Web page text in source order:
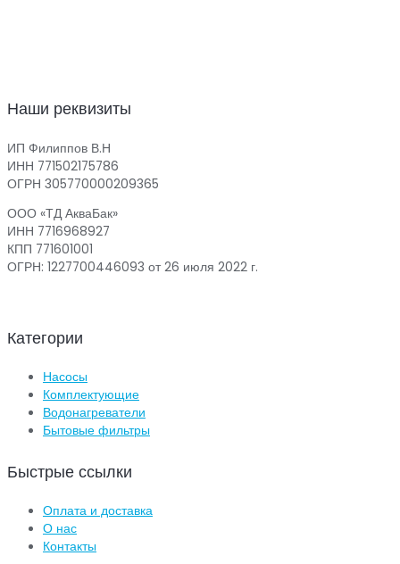
Наши реквизиты
ИП Филиппов В.Н
ИНН 771502175786
ОГРН 305770000209365
ООО «ТД АкваБак»
ИНН 7716968927
КПП 771601001
ОГРН: 1227700446093 от 26 июля 2022 г.
Категории
Насосы
Комплектующие
Водонагреватели
Бытовые фильтры
Быстрые ссылки
Оплата и доставка
О нас
Контакты